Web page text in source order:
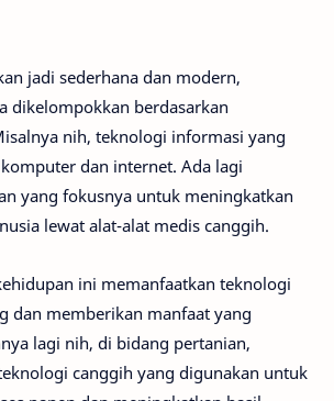
jadi sederhana dan modern,
dikelompokkan berdasarkan
nih, teknologi informasi yang
dan internet. Ada lagi
yang fokusnya untuk meningkatkan
lewat alat-alat medis canggih.
ini memanfaatkan teknologi
dan memberikan manfaat yang
lagi nih, di bidang pertanian,
canggih yang digunakan untuk